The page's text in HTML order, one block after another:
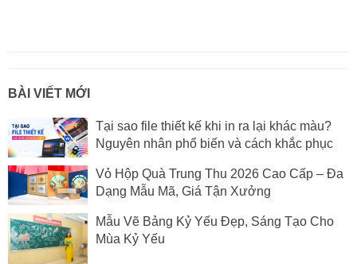
BÀI VIẾT MỚI
Tại sao file thiết kế khi in ra lại khác màu?
Nguyên nhân phổ biến và cách khắc phục
Vỏ Hộp Quà Trung Thu 2026 Cao Cấp – Đa
Dạng Mẫu Mã, Giá Tận Xưởng
Mẫu Vẽ Bảng Kỷ Yếu Đẹp, Sáng Tạo Cho
Mùa Kỷ Yếu